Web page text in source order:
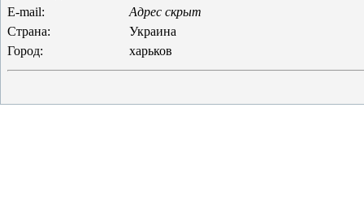
E-mail:
Адрес скрыт
Страна:
Украина
Город:
харьков